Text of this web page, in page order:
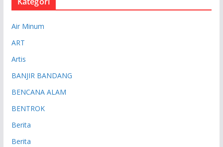
Air Minum
ART
Artis
BANJIR BANDANG
BENCANA ALAM
BENTROK
Berita
Berita